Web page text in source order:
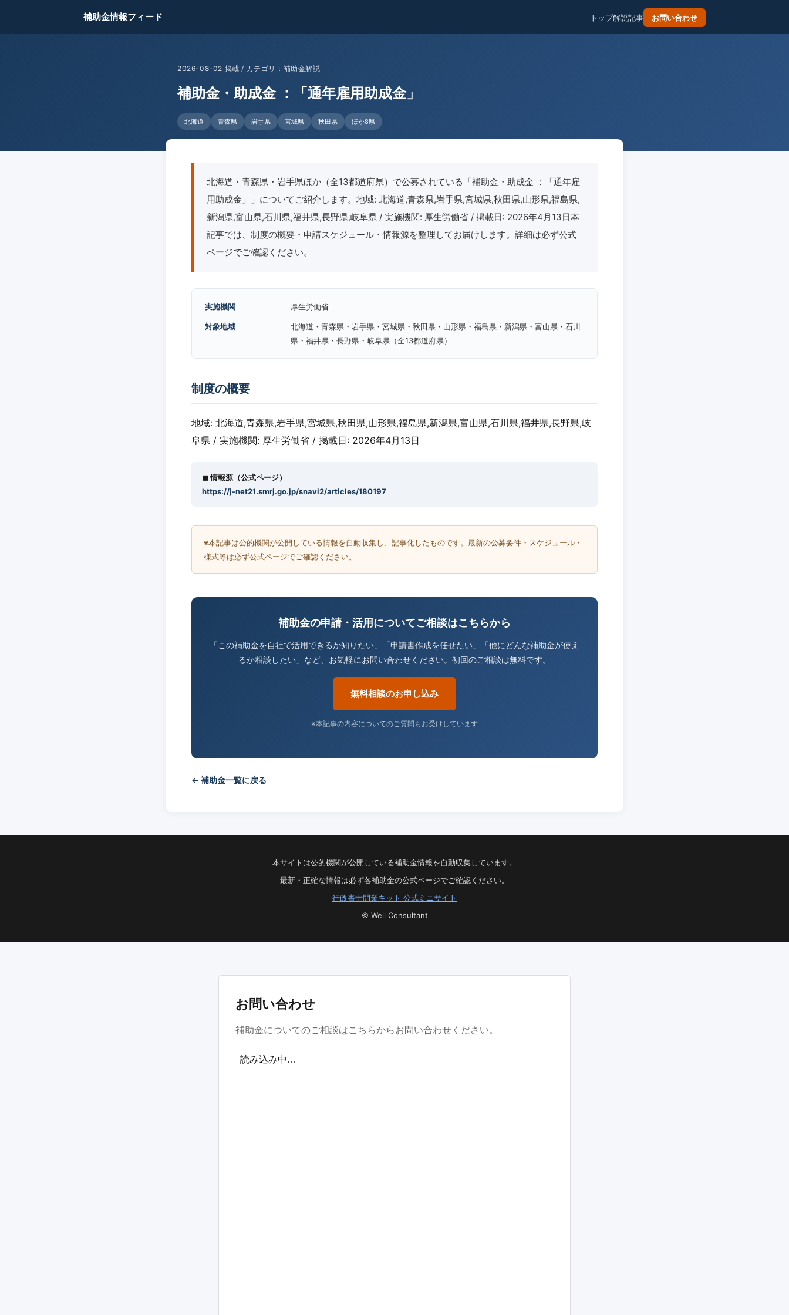
補助金情報フィード トップ解説記事 お問い合わせ
2026-08-02 掲載 / カテゴリ：補助金解説
補助金・助成金 ：「通年雇用助成金」
北海道 青森県 岩手県 宮城県 秋田県 ほか8県
北海道・青森県・岩手県ほか（全13都道府県）で公募されている「補助金・助成金 ：「通年雇
用助成金」」についてご紹介します。地域: 北海道,青森県,岩手県,宮城県,秋田県,山形県,福島県,
新潟県,富山県,石川県,福井県,長野県,岐阜県 / 実施機関: 厚生労働省 / 掲載日: 2026年4月13日本
記事では、制度の概要・申請スケジュール・情報源を整理してお届けします。詳細は必ず公式
ページでご確認ください。
実施機関 厚生労働省
対象地域
北海道・青森県・岩手県・宮城県・秋田県・山形県・福島県・新潟県・富山県・石川
県・福井県・長野県・岐阜県（全13都道府県）
制度の概要
地域: 北海道,青森県,岩手県,宮城県,秋田県,山形県,福島県,新潟県,富山県,石川県,福井県,長野県,岐
阜県 / 実施機関: 厚生労働省 / 掲載日: 2026年4月13日
◼︎ 情報源（公式ページ）
https://j-net21.smrj.go.jp/snavi2/articles/180197
※本記事は公的機関が公開している情報を自動収集し、記事化したものです。最新の公募要件・スケジュール・
様式等は必ず公式ページでご確認ください。
補助金の申請・活用についてご相談はこちらから
「この補助金を自社で活用できるか知りたい」「申請書作成を任せたい」「他にどんな補助金が使え
るか相談したい」など、お気軽にお問い合わせください。初回のご相談は無料です。
無料相談のお申し込み
※本記事の内容についてのご質問もお受けしています
← 補助金一覧に戻る
本サイトは公的機関が公開している補助金情報を自動収集しています。
最新・正確な情報は必ず各補助金の公式ページでご確認ください。
行政書士開業キット 公式ミニサイト
© Well Consultant
お問い合わせ
補助金についてのご相談はこちらからお問い合わせください。